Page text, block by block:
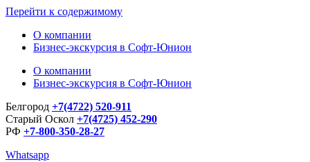
Перейти к содержимому
О компании
Бизнес-экскурсия в Софт-Юнион
О компании
Бизнес-экскурсия в Софт-Юнион
Белгород +7(4722) 520-911
Старый Оскол +7(4725) 452-290
РФ +7-800-350-28-27
Whatsapp